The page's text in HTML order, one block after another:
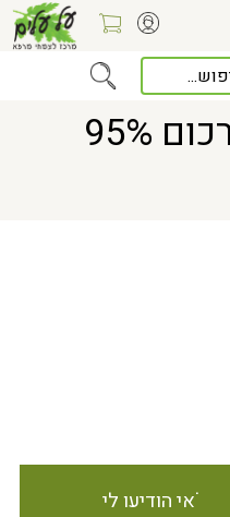
תמצית יבשה כורכום 95%
הודיעו לי